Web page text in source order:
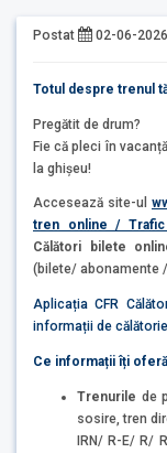
Postat 02-06-2026
Totul despre trenul
Pregătit de drum?
Fie că pleci în
la ghișeu!
Accesează site-ul
tren online /
Călători bilete
(bilete/ abonamente
Aplicația CFR
informații de
Ce informații îți
Trenurile de
sosire, tren
IRN/ R-E/ R/